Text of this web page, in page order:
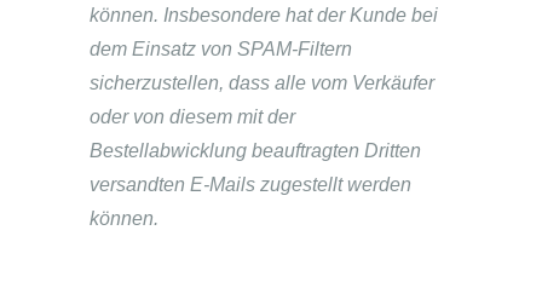
können. Insbesondere hat der Kunde bei
dem Einsatz von SPAM-Filtern
sicherzustellen, dass alle vom Verkäufer
oder von diesem mit der
Bestellabwicklung beauftragten Dritten
versandten E-Mails zugestellt werden
können.